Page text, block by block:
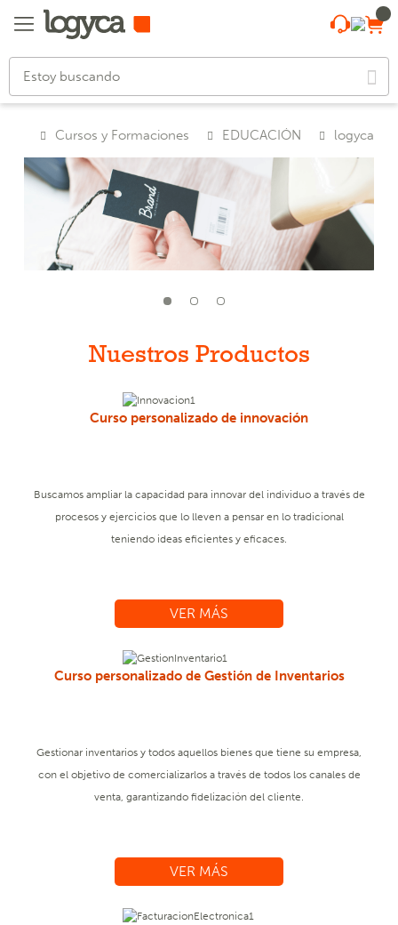
logyca
EDUCACIÓN
Cursos y Formaciones
Nuestros Productos
Curso personalizado de innovación
Buscamos ampliar la capacidad para innovar del individuo a través de
procesos y ejercicios que lo lleven a pensar en lo tradicional
teniendo ideas eficientes y eficaces.
VER MÁS
Curso personalizado de Gestión de Inventarios
Gestionar inventarios y todos aquellos bienes que tiene su empresa,
con el objetivo de comercializarlos a través de todos los canales de
venta, garantizando fidelización del cliente.
VER MÁS